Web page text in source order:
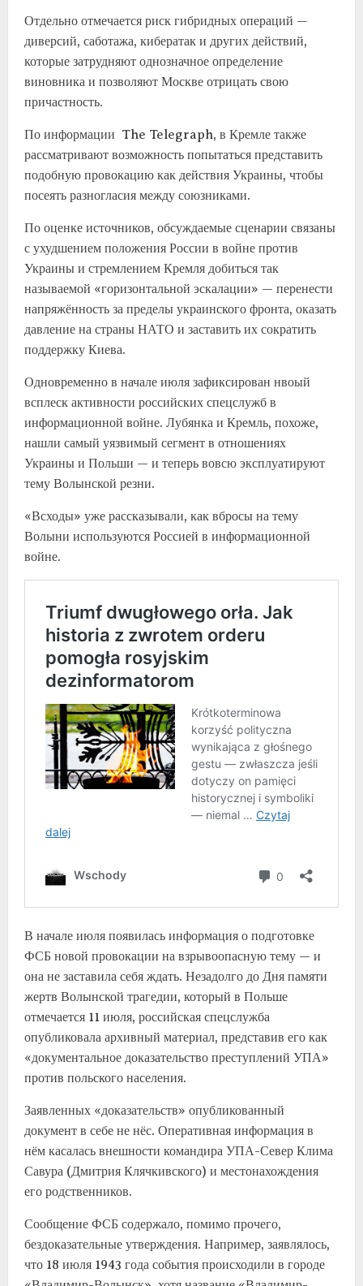
Отдельно отмечается риск гибридных операций —
диверсий, саботажа, кибератак и других действий,
которые затрудняют однозначное определение
виновника и позволяют Москве отрицать свою
причастность.
По информации The Telegraph, в Кремле также
рассматривают возможность попытаться представить
подобную провокацию как действия Украины, чтобы
посеять разногласия между союзниками.
По оценке источников, обсуждаемые сценарии связаны
с ухудшением положения России в войне против
Украины и стремлением Кремля добиться так
называемой «горизонтальной эскалации» — перенести
напряжённость за пределы украинского фронта, оказать
давление на страны НАТО и заставить их сократить
поддержку Киева.
Одновременно в начале июля зафиксирован нвоый
всплеск активности российских спецслужб в
информационной войне. Лубянка и Кремль, похоже,
нашли самый уязвимый сегмент в отношениях
Украины и Польши — и теперь вовсю эксплуатируют
тему Волынской резни.
«Всходы» уже рассказывали, как вбросы на тему
Волыни используются Россией в информационной
войне.
В начале июля появилась информация о подготовке
ФСБ новой провокации на взрывоопасную тему — и
она не заставила себя ждать. Незадолго до Дня памяти
жертв Волынской трагедии, который в Польше
отмечается 11 июля, российская спецслужба
опубликовала архивный материал, представив его как
«документальное доказательство преступлений УПА»
против польского населения.
Заявленных «доказательств» опубликованный
документ в себе не нёс. Оперативная информация в
нём касалась внешности командира УПА-Север Клима
Савура (Дмитрия Клячкивского) и местонахождения
его родственников.
Сообщение ФСБ содержало, помимо прочего,
бездоказательные утверждения. Например, заявлялось,
что 18 июля 1943 года события происходили в городе